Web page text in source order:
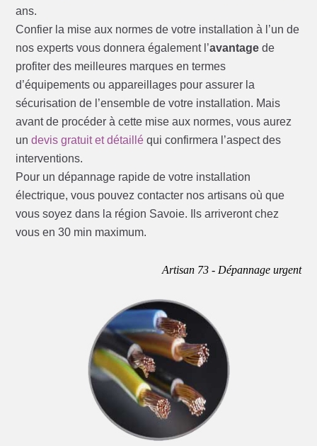
ans.
Confier la mise aux normes de votre installation à l’un de
nos experts vous donnera également l’avantage de
profiter des meilleures marques en termes
d’équipements ou appareillages pour assurer la
sécurisation de l’ensemble de votre installation. Mais
avant de procéder à cette mise aux normes, vous aurez
undevis gratuit et détaillé qui confirmera l’aspect des
interventions.
Pour un dépannage rapide de votre installation
électrique, vous pouvez contacter nos artisans où que
vous soyez dans la région Savoie. Ils arriveront chez
vous en 30 min maximum.
Artisan 73 - Dépannage urgent